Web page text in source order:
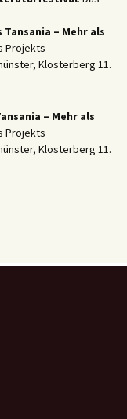
Tansania – Mehr als
Projekts
Klosterberg 11.
– Mehr als
Projekts
Klosterberg 11.